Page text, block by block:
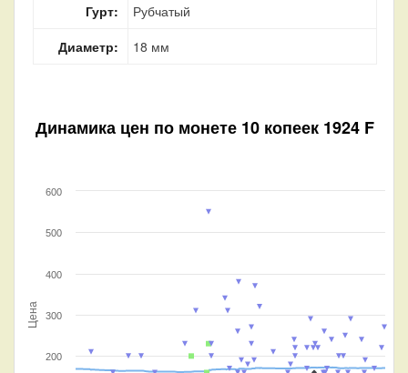
Гурт:
Рубчатый
Диаметр:
18 мм
Динамика цен по монете 10 копеек 1924 F
Цена
200
300
400
500
600